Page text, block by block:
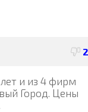
2
и из 4 фирм
Город. Цены